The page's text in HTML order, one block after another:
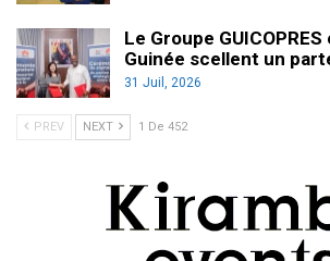
Le Groupe
Guinée scellent un
31 Juil, 2026
PREV NEXT 1 De 452